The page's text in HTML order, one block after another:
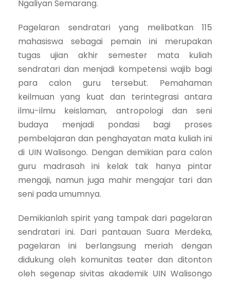
Ngaliyan Semarang.
Pagelaran sendratari yang melibatkan 115
mahasiswa sebagai pemain ini merupakan
tugas ujian akhir semester mata kuliah
sendratari dan menjadi kompetensi wajib bagi
para calon guru tersebut. Pemahaman
keilmuan yang kuat dan terintegrasi antara
ilmu-ilmu keislaman, antropologi dan seni
budaya menjadi pondasi bagi proses
pembelajaran dan penghayatan mata kuliah ini
di UIN Walisongo. Dengan demikian para calon
guru madrasah ini kelak tak hanya pintar
mengaji, namun juga mahir mengajar tari dan
seni pada umumnya.
Demikianlah spirit yang tampak dari pagelaran
sendratari ini. Dari pantauan Suara Merdeka,
pagelaran ini berlangsung meriah dengan
didukung oleh komunitas teater dan ditonton
oleh segenap sivitas akademik UIN Walisongo